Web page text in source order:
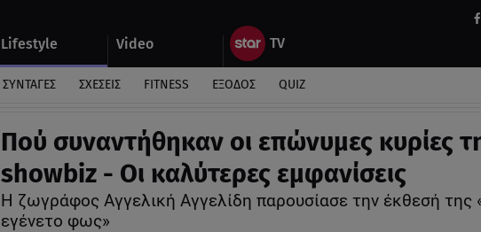
Lifestyle Video
ΣΥΝΤΑΓΕΣ ΣΧΕΣΕΙΣ FITNESS ΕΞΟΔΟΣ QUIZ
Πού συναντήθηκαν οι επώνυμες κυρίες
showbiz - Οι καλύτερες εμφανίσεις
Η ζωγράφος Αγγελική Αγγελίδη παρουσίασε την έκθεσή της
εγένετο φως»